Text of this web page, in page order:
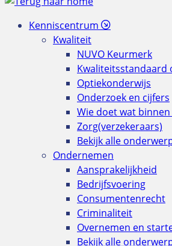
Kenniscentrum
Kwaliteit
NUVO Keurmerk
Kwaliteitsstandaard
Optiekonderwijs
Onderzoek en cijfers
Wie doet wat
Zorg(verzekeraars)
Bekijk alle
Ondernemen
Aansprakelijkheid
Bedrijfsvoering
Consumentenrecht
Criminaliteit
Overnemen en
Bekijk alle